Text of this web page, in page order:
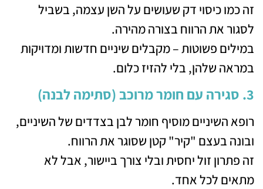
זה כמו כיסוי דק שעושים על השן עצמה, בשביל
לסגור את הרווח בצורה מהירה.
במילים פשוטות – מקבלים שיניים חדשות ומדויקות
במראה שלהן, בלי להזיז כלום.
3. סגירה עם חומר מרוכב (סתימה לבנה)
רופא השיניים מוסיף חומר לבן בצדדים של השיניים,
ובונה בעצם "קיר" קטן שסוגר את הרווח.
זה פתרון זול יחסית ובלי צורך ביישור, אבל לא
מתאים לכל אחד.